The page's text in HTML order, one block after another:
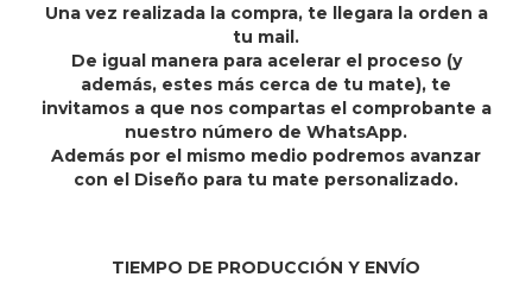
Una vez realizada la compra, te llegara la orden a
tu mail.
De igual manera para acelerar el proceso (y
además, estes más cerca de tu mate), te
invitamos a que nos compartas el comprobante a
nuestro número de WhatsApp.
Además por el mismo medio podremos avanzar
con el Diseño para tu mate personalizado.
TIEMPO DE PRODUCCIÓN Y ENVÍO